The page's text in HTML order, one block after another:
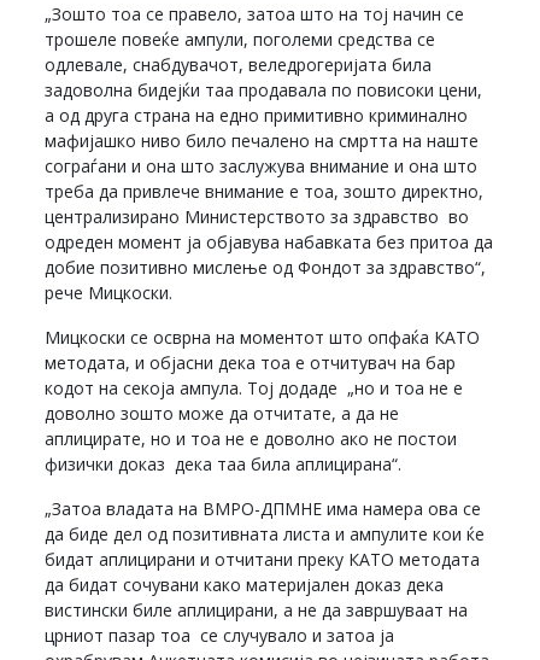
„Зошто тоа се правело, затоа што на тој начин се
трошеле повеќе ампули, поголеми средства се
одлевале, снабдувачот, веледрогеријата била
задоволна бидејќи таа продавала по повисоки цени,
а од друга страна на едно примитивно криминално
мафијашко ниво било печалено на смртта на наште
сограѓани и она што заслужува внимание и она што
треба да привлече внимание е тоа, зошто директно,
централизирано Министерството за здравство во
одреден момент ја објавува набавката без притоа да
добие позитивно мислење од Фондот за здравство“,
рече Мицкоски.
Мицкоски се осврна на моментот што опфаќа КАТО
методата, и објасни дека тоа е отчитувач на бар
кодот на секоја ампула. Тој додаде „но и тоа не е
доволно зошто може да отчитате, а да не
аплицирате, но и тоа не е доволно ако не постои
физички доказ дека таа била аплицирана“.
„Затоа владата на ВМРО-ДПМНЕ има намера ова се
да биде дел од позитивната листа и ампулите кои ќе
бидат аплицирани и отчитани преку КАТО методата
да бидат сочувани како материјален доказ дека
вистински биле аплицирани, а не да завршуваат на
црниот пазар тоа се случувало и затоа ја